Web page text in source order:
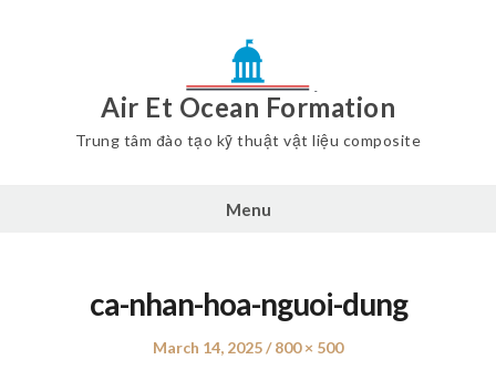
Air Et Ocean Formation
Trung tâm đào tạo kỹ thuật vật liệu composite
Menu
ca-nhan-hoa-nguoi-dung
Posted
March 14, 2025
Full
800 × 500